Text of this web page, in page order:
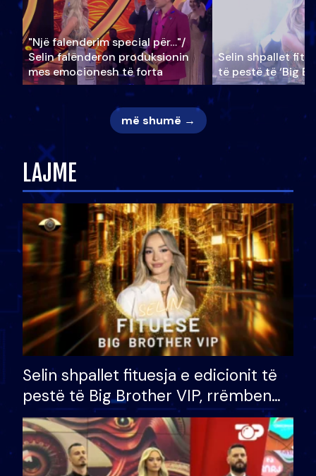
"Një falenderim special për…"/
Selin falënderon produksionin
mes emocionesh të forta
Selin shpallet
të pestë të ‘Big
më shumë →
LAJME
Selin shpallet fituesja e edicionit të
pestë të Big Brother VIP, rrëmben
çmimin e madh prej 100 mijë eurosh